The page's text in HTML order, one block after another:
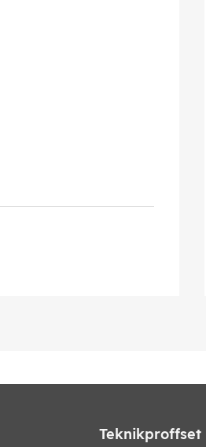
Teknikproffset